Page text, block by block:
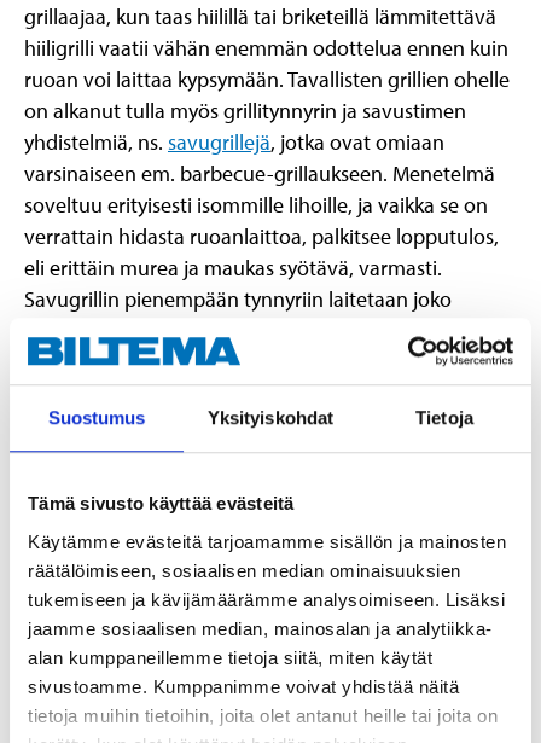
Suostumus Yksityiskohdat Tietoja
Tämä sivusto käyttää evästeitä
Käytämme evästeitä tarjoamamme sisällön ja mainosten
räätälöimiseen, sosiaalisen median ominaisuuksien
tukemiseen ja kävijämäärämme analysoimiseen. Lisäksi
jaamme sosiaalisen median, mainosalan ja analytiikka-
alan kumppaneillemme tietoja siitä, miten käytät
sivustoamme. Kumppanimme voivat yhdistää näitä
tietoja muihin tietoihin, joita olet antanut heille tai joita on
grillaajaa, kun taas hiilillä tai briketeillä lämmitettävä
hiiligrilli vaatii vähän enemmän odottelua ennen kuin
ruoan voi laittaa kypsymään. Tavallisten grillien ohelle
on alkanut tulla myös grillitynnyrin ja savustimen
yhdistelmiä, ns. savugrillejä, jotka ovat omiaan
varsinaiseen em. barbecue-grillaukseen. Menetelmä
soveltuu erityisesti isommille lihoille, ja vaikka se on
verrattain hidasta ruoanlaittoa, palkitsee lopputulos,
eli erittäin murea ja maukas syötävä, varmasti.
Savugrillin pienempään tynnyriin laitetaan joko
ilmansäätöventtiileitä käyttäen saadaan aikaan sopiva
veto tynnyreiden välillä. Isompaan tynnyriin laitettu
ruoka kypsyy hitaasti matalassa lämmössä ja saa
savusta hyvän lisäaromin.